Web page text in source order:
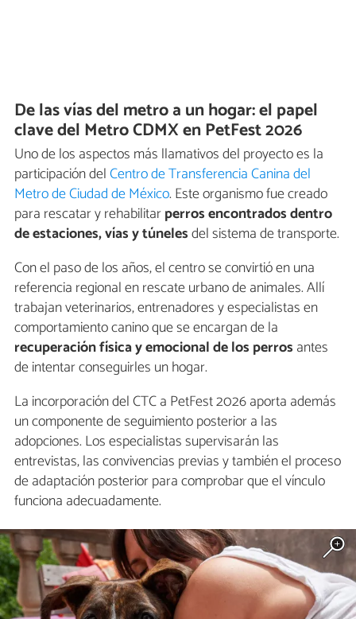
De las vías del metro a un hogar: el papel
clave del Metro CDMX en PetFest 2026
Uno de los aspectos más llamativos del proyecto es la
participación delCentro de Transferencia Canina del
Metro de Ciudad de México. Este organismo fue creado
para rescatar y rehabilitarperros encontrados dentro
de estaciones, vías y túnelesdel sistema de transporte.
Con el paso de los años, el centro se convirtió en una
referencia regional en rescate urbano de animales. Allí
trabajan veterinarios, entrenadores y especialistas en
comportamiento canino que se encargan de la
recuperación física y emocional de los perros antes
de intentar conseguirles un hogar.
La incorporación del CTC a PetFest 2026 aporta además
un componente de seguimiento posterior a las
adopciones. Los especialistas supervisarán las
entrevistas, las convivencias previas y también el proceso
de adaptación posterior para comprobar que el vínculo
funciona adecuadamente.